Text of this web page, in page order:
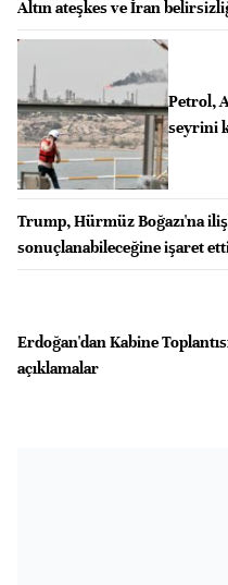
Altın ateşkes ve İran
Petrol,
seyrini
Trump, Hürmüz Boğazı'na
sonuçlanabileceğine işaret
Erdoğan'dan Kabine
açıklamalar